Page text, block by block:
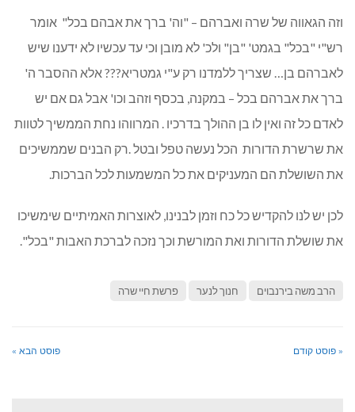
וזה הגאווה של שרה ואברהם – "וה' ברך את אבהם בכל" אומר
רש"י "בכל" בגמט' "בן" ולכ' לא מובן וכי עד עכשיו לא ידענו שיש
לאברהם בן… שצריך ללמדנו רק ע"י גמטריא??? אלא ההסבר ה'
ברך את אברהם בכל – במקנה, בכסף וזהב וכו' אבל גם אם יש
לאדם כל זה ואין לו בן ההולך בדרכיו . המרווהו נחת הממשיך לטוות
את שרשרת הדורות הכל נעשה טפל ובטל .רק הבנים שממשיכים
את השושלת הם המעניקים את כל המשמעות לכל הברכות.
לכן יש לנו להקדיש כל כח וזמן לבנינו, לאוצרות האמיתיים שימשיכו
את שושלת הדורות ואת המורשת וכך נזכה לברכת האבות "בכל".
הרב משה בירנבוים חנוך לנער פרשת חיי שרה
« פוסט קודם פוסט הבא »